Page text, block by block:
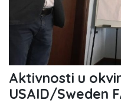
Aktivnosti u
USAID/Sweden